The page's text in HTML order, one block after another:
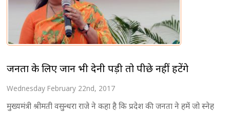
जनता के लिए जान भी देनी पड़ी तो पीछे नहीं हटेंगे
Wednesday February 22nd, 2017
मुख्यमंत्री श्रीमती वसुन्धरा राजे ने कहा है कि प्रदेश की जनता ने हमें जो स्नेह